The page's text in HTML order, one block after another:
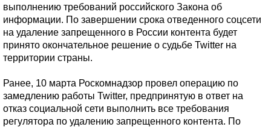
выполнению требований российского Закона об
информации. По завершении срока отведенного соцсети
на удаление запрещенного в России контента будет
принято окончательное решение о судьбе Twitter на
территории страны.
Ранее, 10 марта Роскомнадзор провел операцию по
замедлению работы Twitter, предпринятую в ответ на
отказ социальной сети выполнить все требования
регулятора по удалению запрещенного контента. По